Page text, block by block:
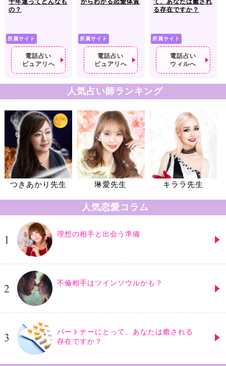
十年運ってどんなも
の？
所属サイト
電話占い
ピュアリへ
からわかる恋愛体質
所属サイト
電話占い
ピュアリへ
て、あなたは癒され
る存在ですか？
所属サイト
電話占い
ウィルへ
人気占い師ランキング
つきあかり先生 琳愛先生 キララ先生
人気恋愛コラム
理想の相手と出会う準備
不倫相手はツインソウルかも？
パートナーにとって、あなたは癒される
存在ですか？